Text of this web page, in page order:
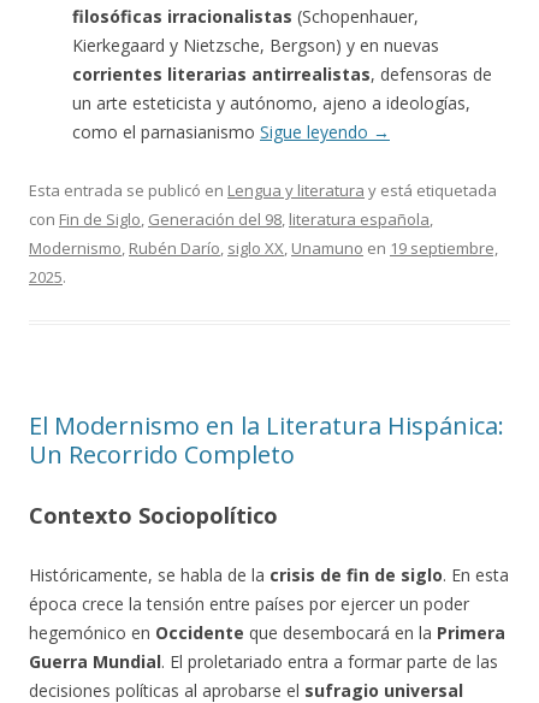
filosóficas irracionalistas (Schopenhauer,
Kierkegaard y Nietzsche, Bergson) y en nuevas
corrientes literarias antirrealistas, defensoras de
un arte esteticista y autónomo, ajeno a ideologías,
como el parnasianismo Sigue leyendo →
Esta entrada se publicó en Lengua y literatura y está etiquetada
con Fin de Siglo, Generación del 98, literatura española,
Modernismo, Rubén Darío, siglo XX, Unamuno en 19 septiembre,
2025.
El Modernismo en la Literatura Hispánica:
Un Recorrido Completo
Contexto Sociopolítico
Históricamente, se habla de la crisis de fin de siglo. En esta
época crece la tensión entre países por ejercer un poder
hegemónico en Occidente que desembocará en la Primera
Guerra Mundial. El proletariado entra a formar parte de las
decisiones políticas al aprobarse el sufragio universal